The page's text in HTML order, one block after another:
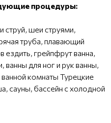
процедуры:
струй, шеи струями,
труба, плавающий
ездить, грейпфрут ванна,
ванны для ног и рук ванны,
комнаты Турецкие
сауны, бассейн с холодной